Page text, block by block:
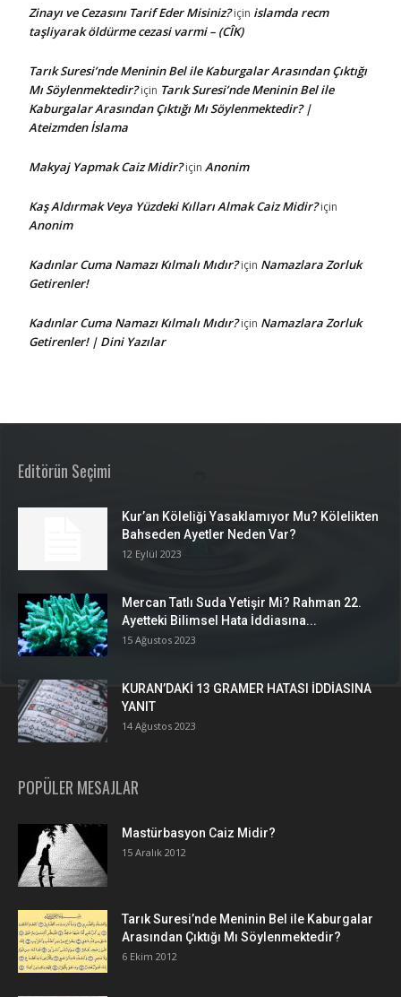
Zinayı ve Cezasını Tarif Eder Misiniz?için islamda recm
taşliyarak öldürme cezasi varmi – (CÎK)
Tarık Suresi’nde Meninin Bel ile Kaburgalar Arasından Çıktığı
Mı Söylenmektedir?için Tarık Suresi’nde Meninin Bel ile
Kaburgalar Arasından Çıktığı Mı Söylenmektedir? |
Ateizmden İslama
Makyaj Yapmak Caiz Midir?için Anonim
Kaş Aldırmak Veya Yüzdeki Kılları Almak Caiz Midir?için
Anonim
Kadınlar Cuma Namazı Kılmalı Mıdır?için Namazlara Zorluk
Getirenler!
Kadınlar Cuma Namazı Kılmalı Mıdır?için Namazlara Zorluk
Getirenler! | Dini Yazılar
Editörün Seçimi
Kur’an Köleliği Yasaklamıyor Mu? Kölelikten
Bahseden Ayetler Neden Var?
12 Eylül 2023
Mercan Tatlı Suda Yetişir Mi? Rahman 22.
Ayetteki Bilimsel Hata İddiasına...
15 Ağustos 2023
KURAN’DAKİ 13 GRAMER HATASI İDDİASINA
YANIT
14 Ağustos 2023
POPÜLER MESAJLAR
Mastürbasyon Caiz Midir?
15 Aralık 2012
Tarık Suresi’nde Meninin Bel ile Kaburgalar
Arasından Çıktığı Mı Söylenmektedir?
6 Ekim 2012